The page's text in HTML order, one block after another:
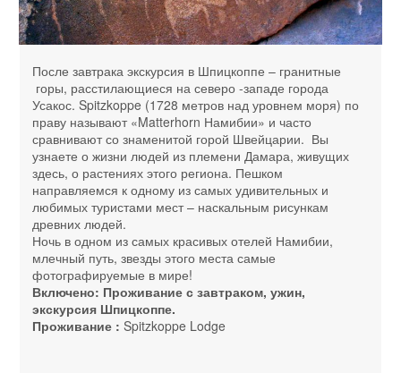
После завтрака экскурсия в Шпицкоппе – гранитные
горы, расстилающиеся на северо -западе города
Усакос. Spitzkoppe (1728 метров над уровнем моря) по
праву называют «Matterhorn Намибии» и часто
сравнивают со знаменитой горой Швейцарии. Вы
узнаете о жизни людей из племени Дамара, живущих
здесь, о растениях этого региона. Пешком
направляемся к одному из самых удивительных и
любимых туристами мест – наскальным рисункам
древних людей.
Ночь в одном из самых красивых отелей Намибии,
млечный путь, звезды этого места самые
фотографируемые в мире!
Включено: Проживание с завтраком, ужин,
экскурсия Шпицкоппе.
Проживание : Spitzkoppe Lodge